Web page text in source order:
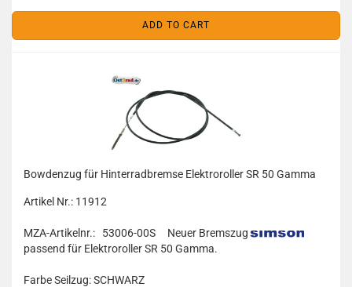
ADD TO CART
Bowdenzug für Hinterradbremse Elektroroller SR 50 Gamma
Artikel Nr.: 11912
MZA-Artikelnr.: 53006-00S
Neuer Bremszug
passend für Elektroroller SR 50 Gamma.
Farbe Seilzug: SCHWARZ